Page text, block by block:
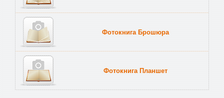
Фотокнига Брошюра
Фотокнига Планшет